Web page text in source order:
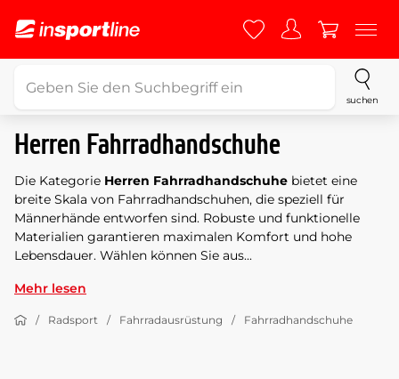
suchen
Herren Fahrradhandschuhe
Die Kategorie Herren Fahrradhandschuhe bietet eine
breite Skala von Fahrradhandschuhen, die speziell für
Männerhände entworfen sind. Robuste und funktionelle
Materialien garantieren maximalen Komfort und hohe
Lebensdauer. Wählen können Sie aus...
Mehr lesen
Radsport Fahrradausrüstung Fahrradhandschuhe